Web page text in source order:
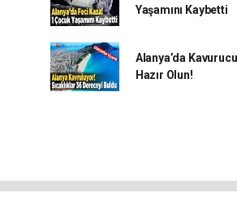
Yaşamını Kaybetti
Alanya’da
Hazır Olun!